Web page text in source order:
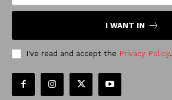
I WANT IN
I've read and accept the Privacy Policy.